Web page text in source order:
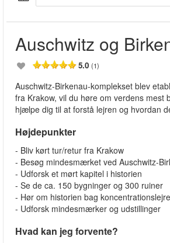
Auschwitz og
5.0 (1)
Auschwitz-Birkenau-komplekset blev
fra Krakow, vil du høre om verdens
hjælpe dig til at forstå lejren og hvordan
Højdepunkter
- Bliv kørt tur/retur fra Krakow
- Besøg mindesmærket ved Auschwitz-
- Udforsk et mørt kapitel i historien
- Se de ca. 150 bygninger og 300 ruiner
- Hør om historien bag
- Udforsk mindesmærker og udstillinger
Hvad kan jeg forvente?